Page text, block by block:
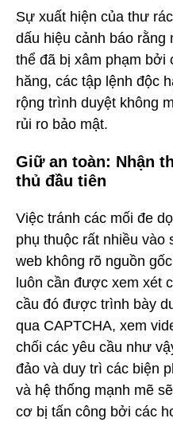
Sự xuất hiện của thư
dấu hiệu cảnh báo
thể đã bị xâm phạm bởi
hăng, các tập lệnh độc
rộng trình duyệt không
rủi ro bảo mật.
Giữ an toàn: Nhận
thủ đầu tiên
Việc tránh các mối đe
phụ thuộc rất nhiều vào
web không rõ nguồn
luôn cần được xem xét
cầu đó được trình bày
qua CAPTCHA, xem
chối các yêu cầu như
đảo và duy trì các biện
và hệ thống mạnh mẽ
cơ bị tấn công bởi các